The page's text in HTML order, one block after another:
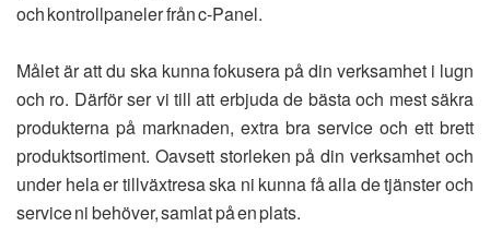
och kontrollpaneler från c-Panel.
Målet är att du ska kunna fokusera på din verksamhet i lugn
och ro. Därför ser vi till att erbjuda de bästa och mest säkra
produkterna på marknaden, extra bra service och ett brett
produktsortiment. Oavsett storleken på din verksamhet och
under hela er tillväxtresa ska ni kunna få alla de tjänster och
service ni behöver, samlat på en plats.